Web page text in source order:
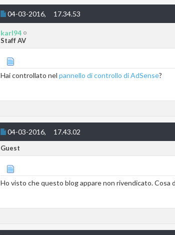
04-03-2016, 17.34.53
karl94
Staff AV
Hai controllato nel pannello di controllo di AdSense?
04-03-2016, 17.43.02
Guest
Ho visto che questo blog appare non rivendicato. Cosa